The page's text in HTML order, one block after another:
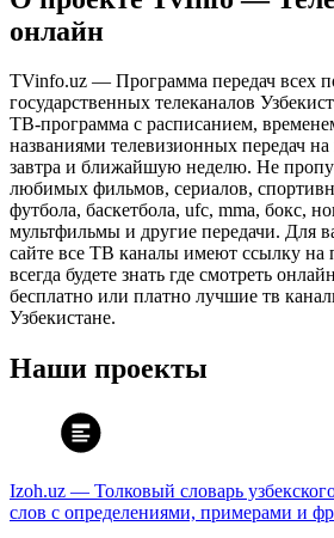
онлайн
TVinfo.uz — Программа передач всех
государственных телеканалов
ТВ-программа с расписанием,
названиями телевизионных передач на
завтра и ближайшую неделю. Не
любимых фильмов, сериалов,
футбола, баскетбола, ufc, mma, бокс,
мультфильмы и другие передачи. Для
сайте все ТВ каналы имеют ссылку на
всегда будете знать где смотреть
бесплатно или платно лучшие тв
Узбекистане.
Наши проекты
Izoh.uz — Толковый словарь
слов с определениями, примерами и